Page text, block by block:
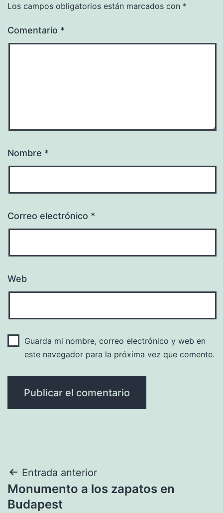
Los campos obligatorios están marcados con *
Comentario *
Nombre *
Correo electrónico *
Web
Guarda mi nombre, correo electrónico y web en
este navegador para la próxima vez que comente.
Navegación
de
Entrada anterior
Monumento a los zapatos en
Budapest